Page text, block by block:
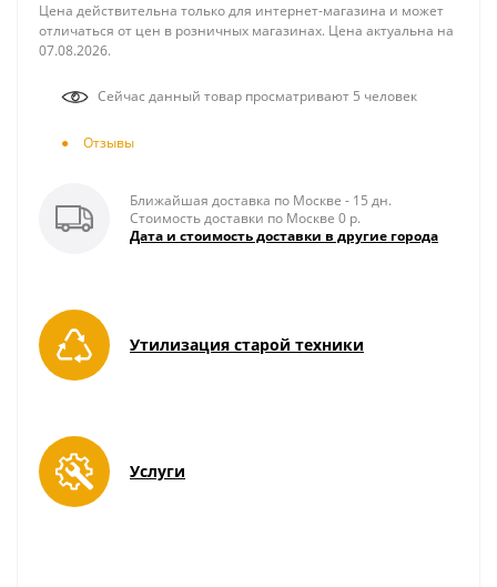
Цена действительна только для интернет-магазина и может
отличаться от цен в розничных магазинах. Цена актуальна на
07.08.2026.
Сейчас данный товар просматривают 5 человек
Отзывы
Ближайшая доставка по Москве - 15 дн.
Стоимость доставки по Москве 0 р.
Дата и стоимость доставки в другие города
Утилизация старой техники
Услуги